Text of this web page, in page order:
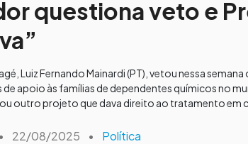
questiona veto e
Luiz Fernando Mainardi (PT), vetou nessa
de apoio às famílias de dependentes químicos no
outro projeto que dava direito ao tratamento em
• 22/08/2025 • Política